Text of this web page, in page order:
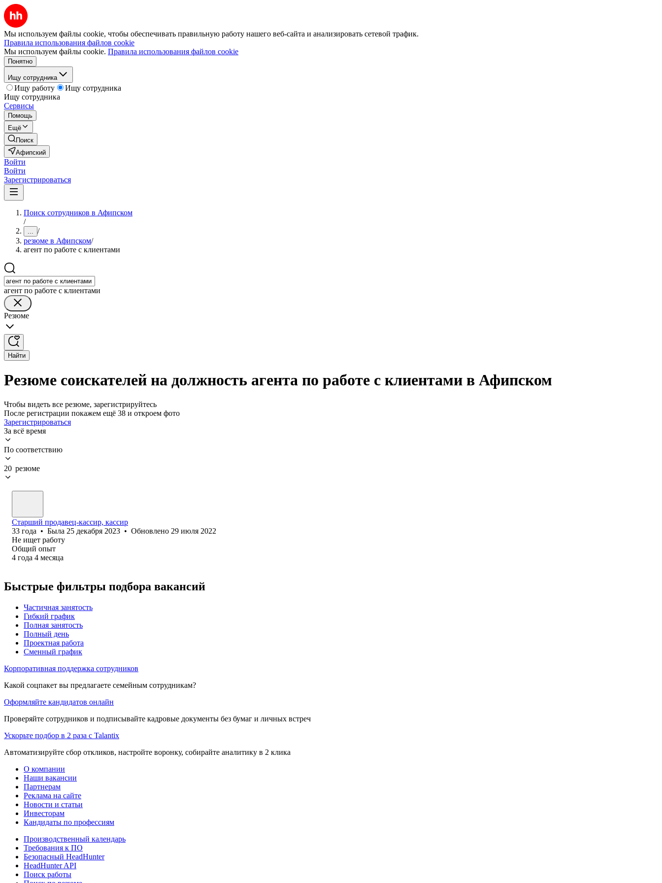
Мы используем файлы cookie, чтобы обеспечивать правильную работу нашего веб-сайта и анализировать сетевой трафик.
Правила использования файлов cookie
Мы используем файлы cookie. Правила использования файлов cookie
Понятно
Ищу сотрудника
Ищу работу
Ищу сотрудника
Ищу сотрудника
Сервисы
Помощь
Ещё
Поиск
Афипский
Войти
Войти
Зарегистрироваться
Поиск сотрудников в Афипском
/
... /
резюме в Афипском/
агент по работе с клиентами
агент по работе с клиентами
Резюме
Найти
Резюме соискателей на должность агента по работе с клиентами в Афипском
Чтобы видеть все резюме, зарегистрируйтесь
После регистрации покажем ещё 38 и откроем фото
Зарегистрироваться
За всё время
По соответствию
20 резюме
Старший продавец-кассир, кассир
33 года • Была 25 декабря 2023 • Обновлено 29 июля 2022
Не ищет работу
Общий опыт
4 года 4 месяца
Быстрые фильтры подбора вакансий
Частичная занятость
Гибкий график
Полная занятость
Полный день
Проектная работа
Сменный график
Корпоративная поддержка сотрудников
Какой соцпакет вы предлагаете семейным сотрудникам?
Оформляйте кандидатов онлайн
Проверяйте сотрудников и подписывайте кадровые документы без бумаг и личных встреч
Ускорьте подбор в 2 раза с Talantix
Автоматизируйте сбор откликов, настройте воронку, собирайте аналитику в 2 клика
О компании
Наши вакансии
Партнерам
Реклама на сайте
Новости и статьи
Инвесторам
Кандидаты по профессиям
Производственный календарь
Требования к ПО
Безопасный HeadHunter
HeadHunter API
Поиск работы